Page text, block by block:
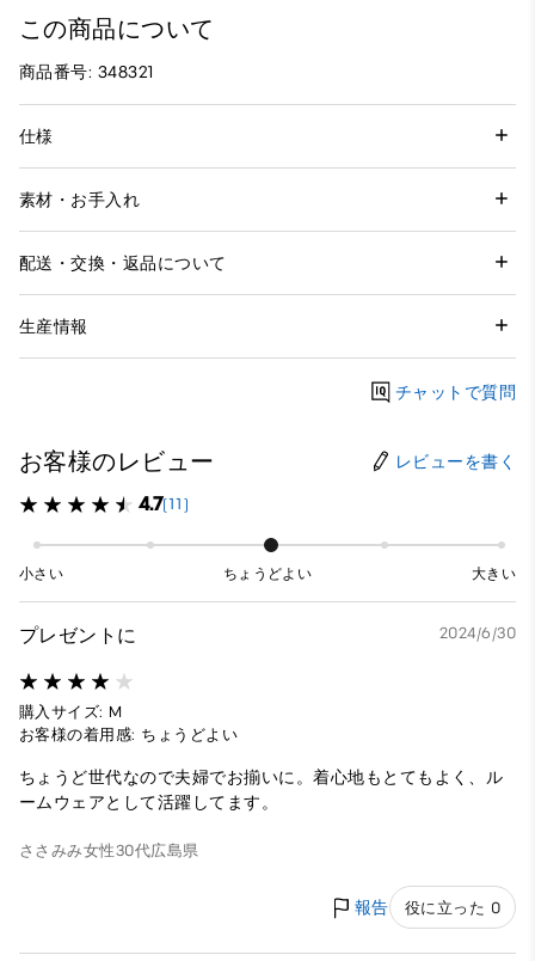
この商品について
商品番号: 348321
仕様
素材・お手入れ
配送・交換・返品について
生産情報
チャットで質問
お客様のレビュー レビューを書く
4.7(11)
小さい ちょうどよい 大きい
プレゼントに 2024/6/30
購入サイズ: M
お客様の着用感: ちょうどよい
ちょうど世代なので夫婦でお揃いに。着心地もとてもよく、ル
ームウェアとして活躍してます。
ささみみ女性30代広島県
報告 役に立った 0